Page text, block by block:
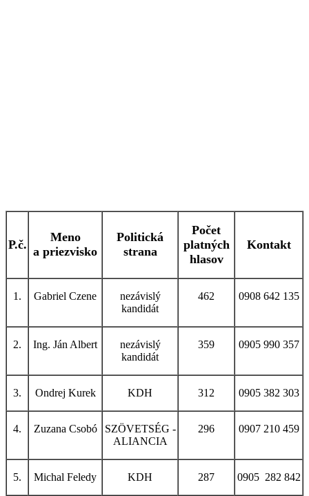
P.č.
Meno
a priezvisko
Politická
strana
Počet
platných
hlasov
Kontakt
1. Gabriel Czene
nezávislý
kandidát
462 0908 642 135
2. Ing. Ján Albert
nezávislý
kandidát
359 0905 990 357
3. Ondrej Kurek KDH 312 0905 382 303
4. Zuzana Csobó
SZÖVETSÉG -
ALIANCIA
296 0907 210 459
5. Michal Feledy KDH 287 0905 282 842